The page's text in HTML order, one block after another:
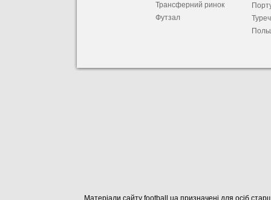
Трансферний ринок
Футзал
Матеріали сайту football.ua призначені для осіб